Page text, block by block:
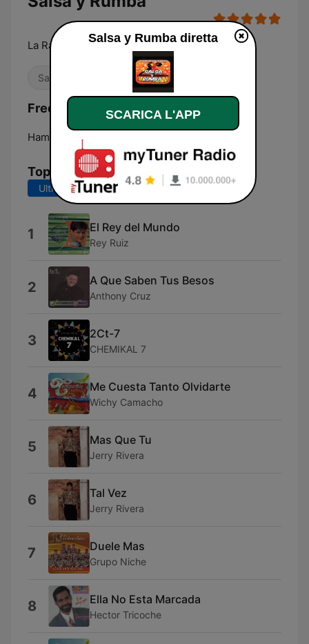
La Radio que tiene tu salsa!
Salsa
Frequenze Salsa y Rumba:
Hampton: Online
Top brani
Ultimi 7 giorni Ultimi 30 giorni
1 El Rey del Mundo
Rey Ruiz
2 A Que Saben Tus Besos
Anthony Cruz
3 2Ct-7
CHEMIKAL 7
4 Me Cuesta Tanto Olvidarte
Wichy Camacho
5 Mas Que Tu
Jerry Rivera
6 Tal Vez
Jerry Rivera
7 Duele Mas
Grupo Niche
8 Ella No Esta Marcada
Hector Tricoche
Salsa y Rumba diretta
SCARICA L'APP